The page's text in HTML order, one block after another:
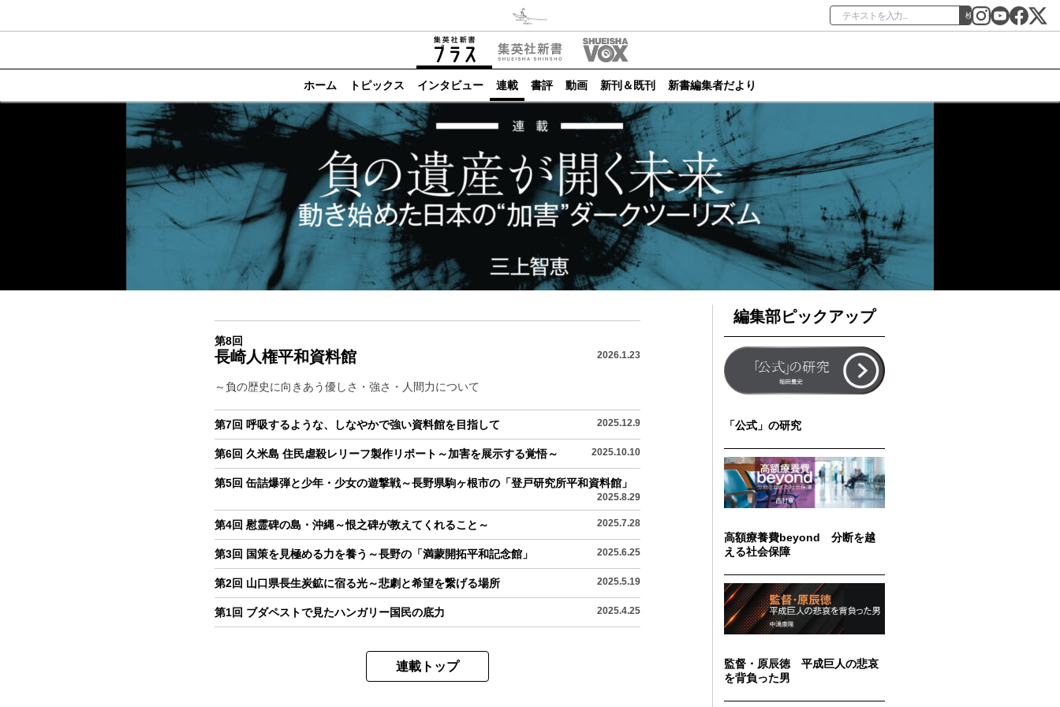
検索
ホーム トピックス インタビュー 連載 書評 動画 新刊＆既刊 新書編集者だより
第8回
長崎人権平和資料館 2026.1.23
～負の歴史に向きあう優しさ・強さ・人間力について
第7回 呼吸するような、しなやかで強い資料館を目指して 2025.12.9
第6回 久米島 住民虐殺レリーフ製作リポート～加害を展示する覚悟～ 2025.10.10
第5回 缶詰爆弾と少年・少女の遊撃戦～長野県駒ヶ根市の「登戸研究所平和資料館」
2025.8.29
第4回 慰霊碑の島・沖縄～恨之碑が教えてくれること～ 2025.7.28
第3回 国策を見極める力を養う～長野の「満蒙開拓平和記念館」 2025.6.25
第2回 山口県長生炭鉱に宿る光～悲劇と希望を繋げる場所 2025.5.19
第1回 ブダペストで見たハンガリー国民の底力 2025.4.25
連載トップ
編集部ピックアップ
「公式」の研究
高額療養費beyond 分断を越
える社会保障
監督・原辰徳 平成巨人の悲哀
を背負った男